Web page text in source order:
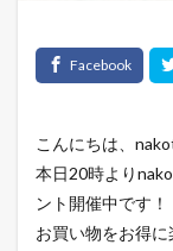
こんにちは、
本日20時より
ント開催中です！
お買い物をお得